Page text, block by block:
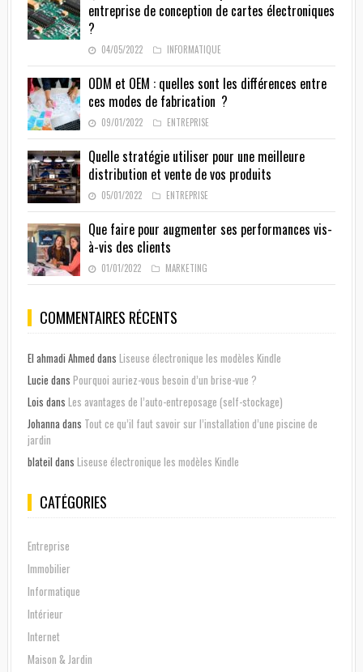
entreprise de conception de cartes électroniques
?
04/05/2022 INFORMATIQUE
ODM et OEM : quelles sont les différences entre
ces modes de fabrication ?
09/01/2022 ENTREPRISE
Quelle stratégie utiliser pour une meilleure
distribution et vente de vos produits
05/01/2022 ENTREPRISE
Que faire pour augmenter ses performances vis-
à-vis des clients
01/01/2022 MARKETING
COMMENTAIRES RÉCENTS
El ahmadi Ahmed dans Liseuse électronique les modèles Kindle
Lucie dans Pourquoi auriez-vous besoin d’un brise-vue ?
Lois dans Les avantages de l’auto-entreposage (self-stockage)
Johanna dans Tout ce qu’il faut savoir sur l’installation d’une piscine de
jardin
blateil dans Liseuse électronique les modèles Kindle
CATÉGORIES
Entreprise
Immobilier
Informatique
Intérieur
Internet
Maison & Jardin